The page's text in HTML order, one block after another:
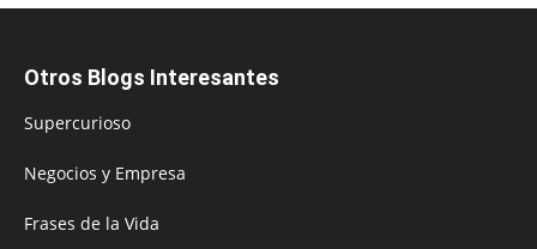
Otros Blogs Interesantes
Supercurioso
Negocios y Empresa
Frases de la Vida